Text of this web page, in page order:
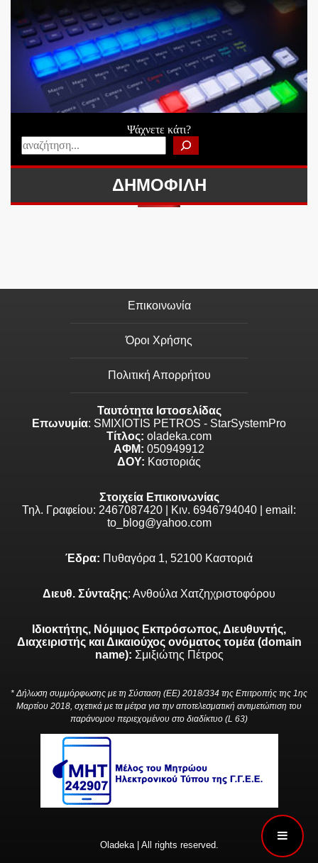
Ψάχνετε κάτι?
ΔΗΜΟΦΙΛΗ
Επικοινωνία
Όροι Χρήσης
Πολιτική Απορρήτου
Ταυτότητα Ιστοσελίδας
Επωνυμία: SMIXIOTIS PETROS - StarSystemPro
Τίτλος: oladeka.com
ΑΦΜ: 050949912
ΔΟΥ: Καστοριάς
Στοιχεία Επικοινωνίας
Τηλ. Γραφείου: 2467087420 | Κιν. 6946794040 | email:
to_blog@yahoo.com
Έδρα: Πυθαγόρα 1, 52100 Καστοριά
Διευθ. Σύνταξης: Ανθούλα Χατζηχριστοφόρου
Ιδιοκτήτης, Νόμιμος Εκπρόσωπος, Διευθυντής,
Διαχειριστής και Δικαιούχος ονόματος τομέα (domain
name): Σμιξιώτης Πέτρος
* Δήλωση συμμόρφωσης με τη Σύσταση (ΕΕ) 2018/334 της Επιτροπής της 1ης
Μαρτίου 2018, σχετικά με τα μέτρα για την αποτελεσματική αντιμετώπιση του
παράνομου περιεχομένου στο διαδίκτυο (L 63)
Oladeka | All rights reserved.